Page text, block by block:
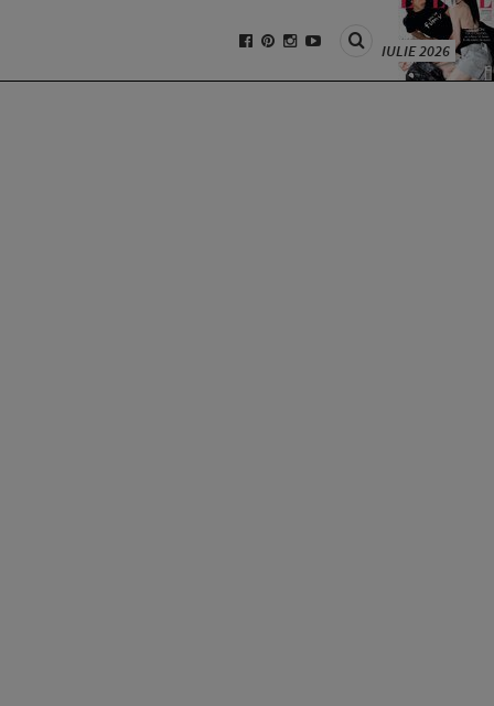
IULIE 2026